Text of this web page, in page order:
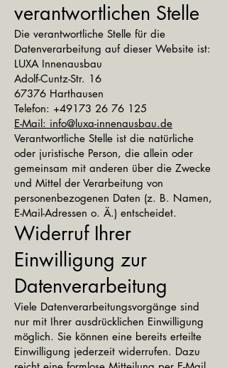
verantwortlichen Stelle
Die verantwortliche Stelle für die
Datenverarbeitung auf dieser Website ist:
LUXA Innenausbau
Adolf-Cuntz-Str. 16
67376 Harthausen
Telefon: +49173 26 76 125
E-Mail: info@luxa-innenausbau.de
Verantwortliche Stelle ist die natürliche
oder juristische Person, die allein oder
gemeinsam mit anderen über die Zwecke
und Mittel der Verarbeitung von
personenbezogenen Daten (z. B. Namen,
E-Mail-Adressen o. Ä.) entscheidet.
Widerruf Ihrer
Einwilligung zur
Datenverarbeitung
Viele Datenverarbeitungsvorgänge sind
nur mit Ihrer ausdrücklichen Einwilligung
möglich. Sie können eine bereits erteilte
Einwilligung jederzeit widerrufen. Dazu